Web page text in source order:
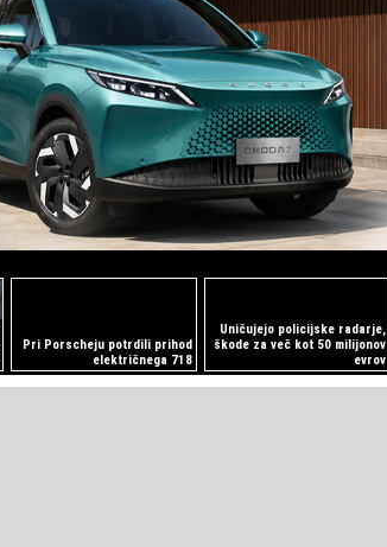
Pri Porscheju potrdili prihod
električnega 718
Uničujejo policijske radarje,
škode za več kot 50 milijonov
evrov